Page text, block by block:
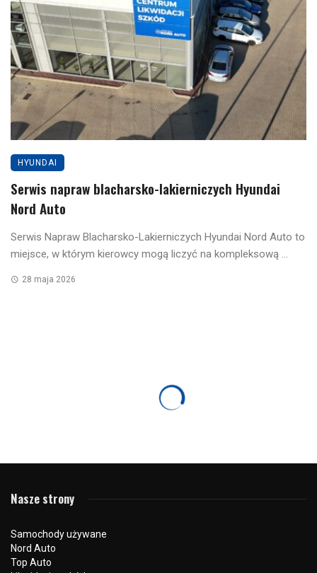
HYUNDAI
Serwis napraw blacharsko-lakierniczych Hyundai
Nord Auto
Serwis Napraw Blacharsko-Lakierniczych Hyundai Nord Auto to
miejsce, w którym kierowcy mogą liczyć na kompleksową ...
28 maja 2026